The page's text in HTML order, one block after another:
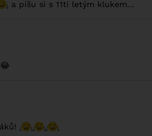
a píšu si s 11ti letým klukem...